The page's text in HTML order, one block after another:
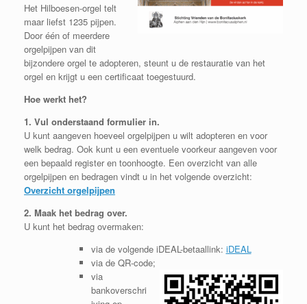
Het Hilboesen-orgel telt
maar liefst 1235 pijpen.
Door één of meerdere
orgelpijpen van dit
bijzondere orgel te adopteren, steunt u de restauratie van het
orgel en krijgt u een certificaat toegestuurd.
Hoe werkt het?
1. Vul onderstaand formulier in.
U kunt aangeven hoeveel orgelpijpen u wilt adopteren en voor
welk bedrag. Ook kunt u een eventuele voorkeur aangeven voor
een bepaald register en toonhoogte. Een overzicht van alle
orgelpijpen en bedragen vindt u in het volgende overzicht:
Overzicht orgelpijpen
2. Maak het bedrag over.
U kunt het bedrag overmaken:
via de volgende iDEAL-betaallink: iDEAL
via de QR-code;
via
bankoverschri